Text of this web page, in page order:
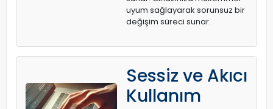
uyum sağlayarak sorunsuz bir
değişim süreci sunar.
Sessiz ve Akıcı
Kullanım